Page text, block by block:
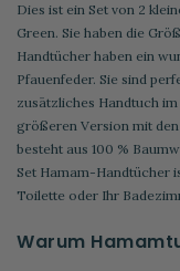
Dies ist ein Set von 2
Green. Sie haben die
Handtücher haben ein
Pfauenfeder. Sie sind
zusätzliches Handtuch
größeren Version mit
besteht aus 100 %
Set Hamam-Handtücher
Toilette oder Ihr
Warum